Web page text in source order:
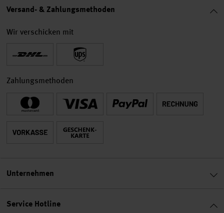
Service Hotline
Versand- & Zahlungsmethoden
Wir verschicken mit
Zahlungsmethoden
Unternehmen